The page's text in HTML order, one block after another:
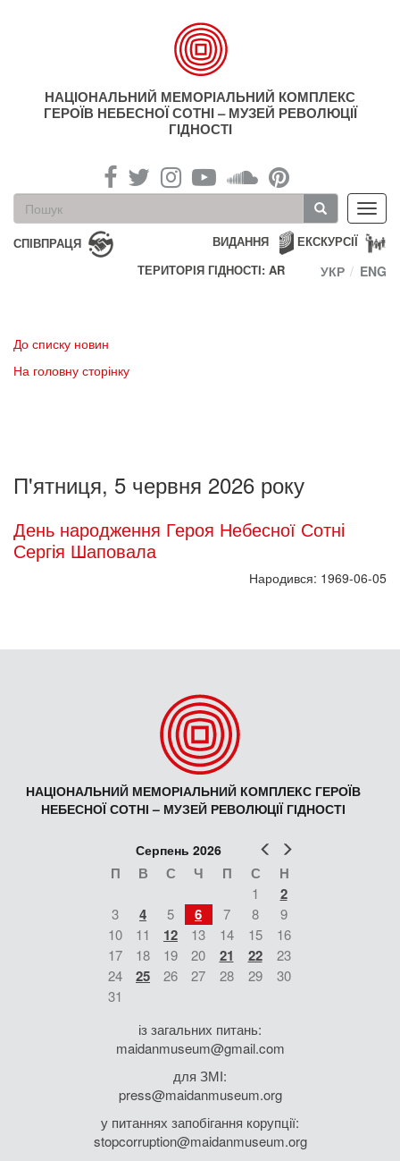
НАЦІОНАЛЬНИЙ МЕМОРІАЛЬНИЙ КОМПЛЕКС
ГЕРОЇВ НЕБЕСНОЇ СОТНІ – МУЗЕЙ РЕВОЛЮЦІЇ
ГІДНОСТІ
Пошукова
форма
Пошук
СПІВПРАЦЯ ЕКСКУРСІЇ
ВИДАННЯ
ТЕРИТОРІЯ ГІДНОСТІ: AR
УКР ENG
До списку новин
На головну сторінку
П'ятниця, 5 червня 2026 року
День народження Героя Небесної Сотні
Сергія Шаповала
Народився: 1969-06-05
НАЦІОНАЛЬНИЙ МЕМОРІАЛЬНИЙ КОМПЛЕКС ГЕРОЇВ
НЕБЕСНОЇ СОТНІ – МУЗЕЙ РЕВОЛЮЦІЇ ГІДНОСТІ
Попер
Серпень 2026
П В С Ч П С Н
1 2
3 4 5 6 7 8
9
10
11 12 13 14 15
16
17
18 19 20 21 22
23
24
25 26 27 28 29
30
31
із загальних питань:
maidanmuseum@gmail.com
для ЗМІ:
press@maidanmuseum.org
у питаннях запобігання корупції:
stopcorruption@maidanmuseum.org